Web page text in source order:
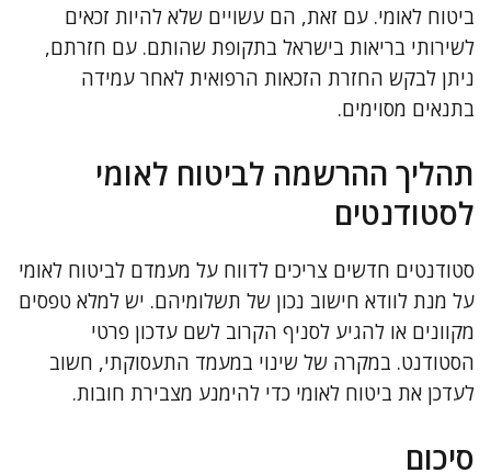
ביטוח לאומי. עם זאת, הם עשויים שלא להיות זכאים
לשירותי בריאות בישראל בתקופת שהותם. עם חזרתם,
ניתן לבקש החזרת הזכאות הרפואית לאחר עמידה
בתנאים מסוימים.
תהליך ההרשמה לביטוח לאומי
לסטודנטים
סטודנטים חדשים צריכים לדווח על מעמדם לביטוח לאומי
על מנת לוודא חישוב נכון של תשלומיהם. יש למלא טפסים
מקוונים או להגיע לסניף הקרוב לשם עדכון פרטי
הסטודנט. במקרה של שינוי במעמד התעסוקתי, חשוב
לעדכן את ביטוח לאומי כדי להימנע מצבירת חובות.
סיכום